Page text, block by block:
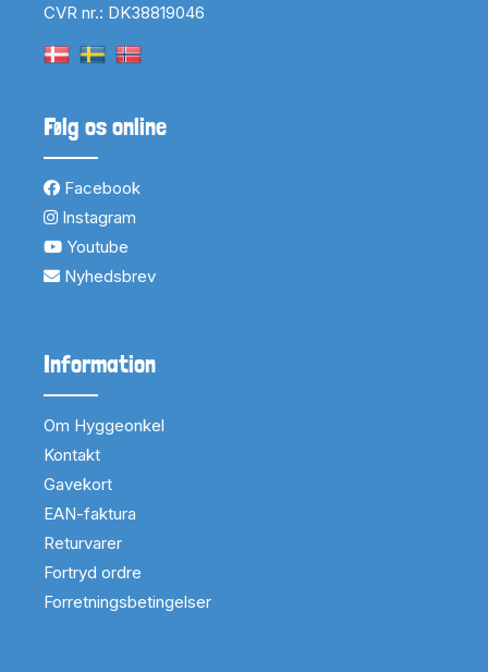
CVR nr.: DK38819046
Følg os online
Facebook
Instagram
Youtube
Nyhedsbrev
Information
Om Hyggeonkel
Kontakt
Gavekort
EAN-faktura
Returvarer
Fortryd ordre
Forretningsbetingelser